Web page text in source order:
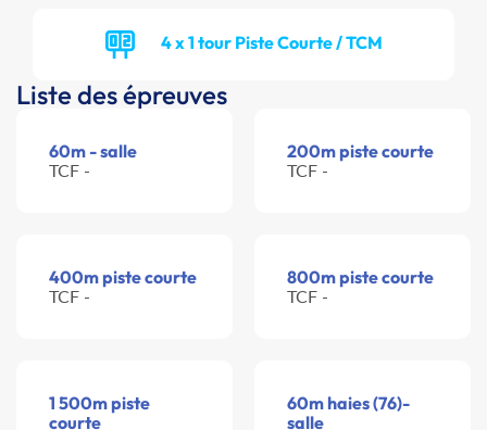
4 x 1 tour Piste Courte / TCM
Liste des épreuves
60m - salle
TCF -
200m piste courte
TCF -
400m piste courte
TCF -
800m piste courte
TCF -
1 500m piste
courte
60m haies (76)-
salle